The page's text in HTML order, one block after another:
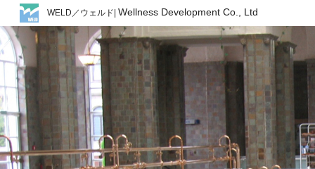
WELD／ウェルド|Wellness Development Co., Ltd